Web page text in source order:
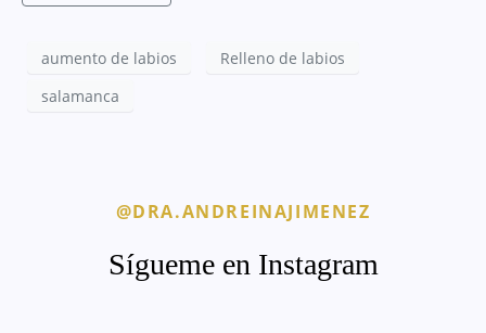
aumento de labios
Relleno de labios
salamanca
@DRA.ANDREINAJIMENEZ
Sígueme en Instagram